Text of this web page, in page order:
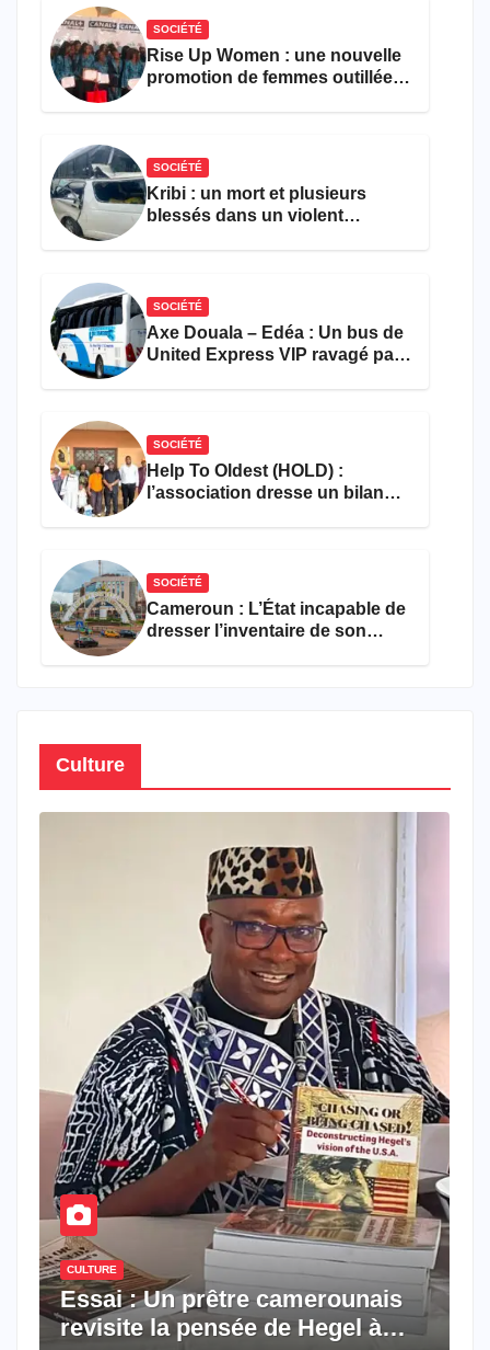
SOCIÉTÉ
Rise Up Women : une nouvelle
promotion de femmes outillées
SOCIÉTÉ
Kribi : un mort et plusieurs
blessés dans un violent
SOCIÉTÉ
Axe Douala – Edéa : Un bus de
United Express VIP ravagé par
SOCIÉTÉ
Help To Oldest (HOLD) :
l’association dresse un bilan
SOCIÉTÉ
Cameroun : L’État incapable de
dresser l’inventaire de son
Culture
CULTURE
Essai : Un prêtre camerounais
revisite la pensée de Hegel à